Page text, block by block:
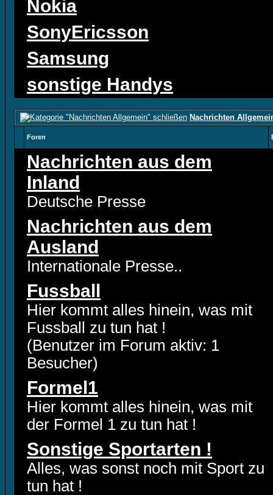
Nokia
SonyEricsson
Samsung
sonstige Handys
Nachrichten
Foren
Nachrichten aus dem
Inland
Deutsche Presse
Nachrichten aus dem
Ausland
Internationale Presse..
Fussball
Hier kommt alles hinein, was mit
Fussball zu tun hat !
(Benutzer im Forum aktiv: 1
Besucher)
Formel1
Hier kommt alles hinein, was mit
der Formel 1 zu tun hat !
Sonstige Sportarten !
Alles, was sonst noch mit Sport zu
tun hat !